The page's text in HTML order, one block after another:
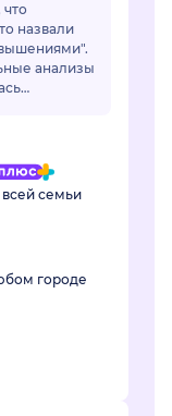
назвали
анализы
семьи
городе